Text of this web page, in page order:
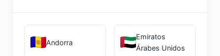
Andorra
Emiratos
Árabes Unidos